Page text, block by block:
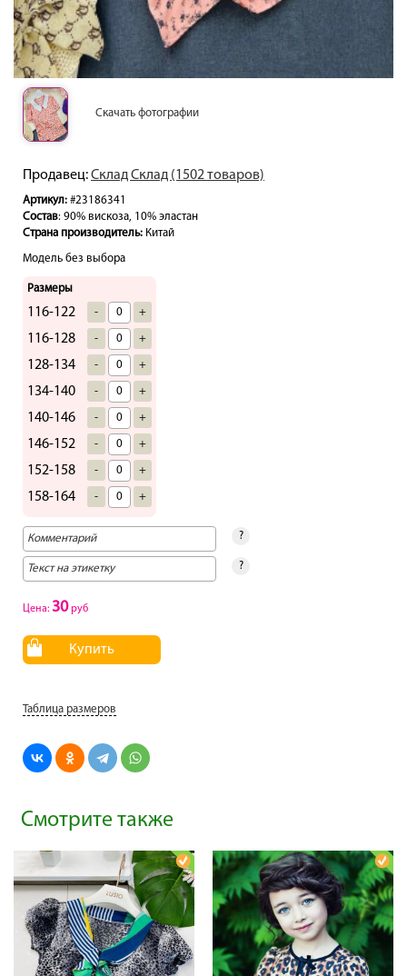
Скачать фотографии
Продавец:Склад Склад (1502 товаров)
Артикул: #23186341
Состав: 90% вискоза, 10% эластан
Страна производитель: Китай
Модель без выбора
Размеры
116-122 - +
116-128 - +
128-134 - +
134-140 - +
140-146 - +
146-152 - +
152-158 - +
158-164 - +
?
?
Цена: 30руб
Купить
Таблица размеров
Смотрите также